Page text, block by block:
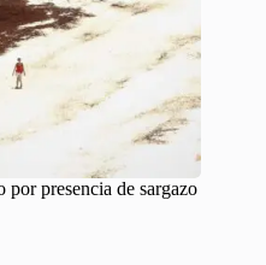
presencia de sargazo